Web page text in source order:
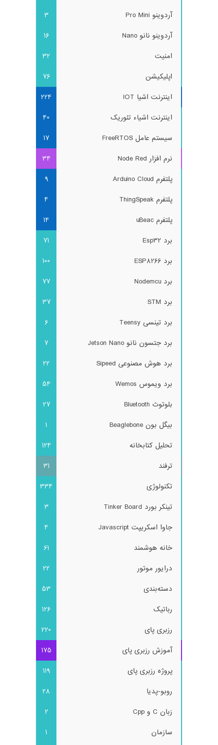
آردوینو Pro Mini
3
آردوینو نانو Nano
16
امنیت
32
اپلیکیشن
76
اینترنت اشیا IOT
224
اینترنت اشیاء تئوریک
40
سیستم عامل FreeRTOS
17
نرم افزار Node Red
34
پلتفرم Arduino Cloud
9
پلتفرم ThingSpeak
4
پلتفرم uBeac
14
برد Esp32
71
برد ESP8266
100
برد Nodemcu
77
برد STM
37
برد تینسی Teensy
6
برد جتسون نانو Jetson Nano
7
برد هوش مصنوعی Sipeed
22
برد ویموس Wemos
54
بلوتوث Bluetooth
27
بیگل بون Beaglebone
1
تحلیل کتابخانه
124
ترفند
31
تکنولوژی
334
تینکر بورد Tinker Board
3
جاوا اسکریپت Javascript
4
خانه هوشمند
61
درایور موتور
22
دسته‌بندی
53
رباتیک
126
رزبری پای
220
آموزش رزبری پای
175
پروژه رزبری پای
119
روبو-پدیا
28
زبان C و Cpp
2
سازمان
1